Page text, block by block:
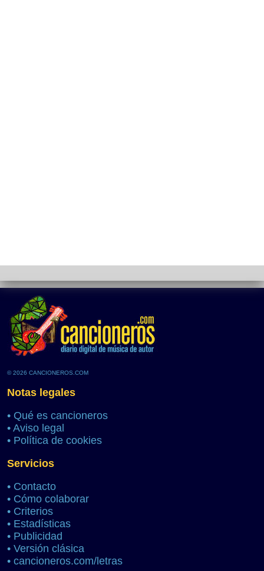
© 2026 CANCIONEROS.COM
Notas legales
• Qué es cancioneros
• Aviso legal
• Política de cookies
Servicios
• Contacto
• Cómo colaborar
• Criterios
• Estadísticas
• Publicidad
• Versión clásica
• cancioneros.com/letras